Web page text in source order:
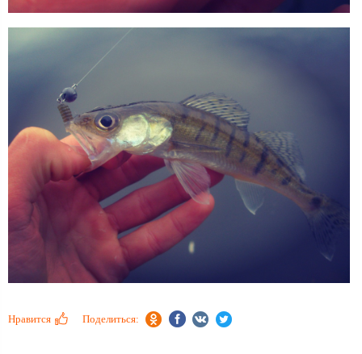
Нравится Поделиться: